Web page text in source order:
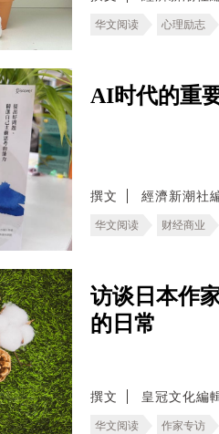
华文阅读 心理励志
AI时代的重
撰文 經濟新潮社
华文阅读 财经商业
访谈日本作
的日常
撰文 皇冠文化編
华文阅读 作家专访